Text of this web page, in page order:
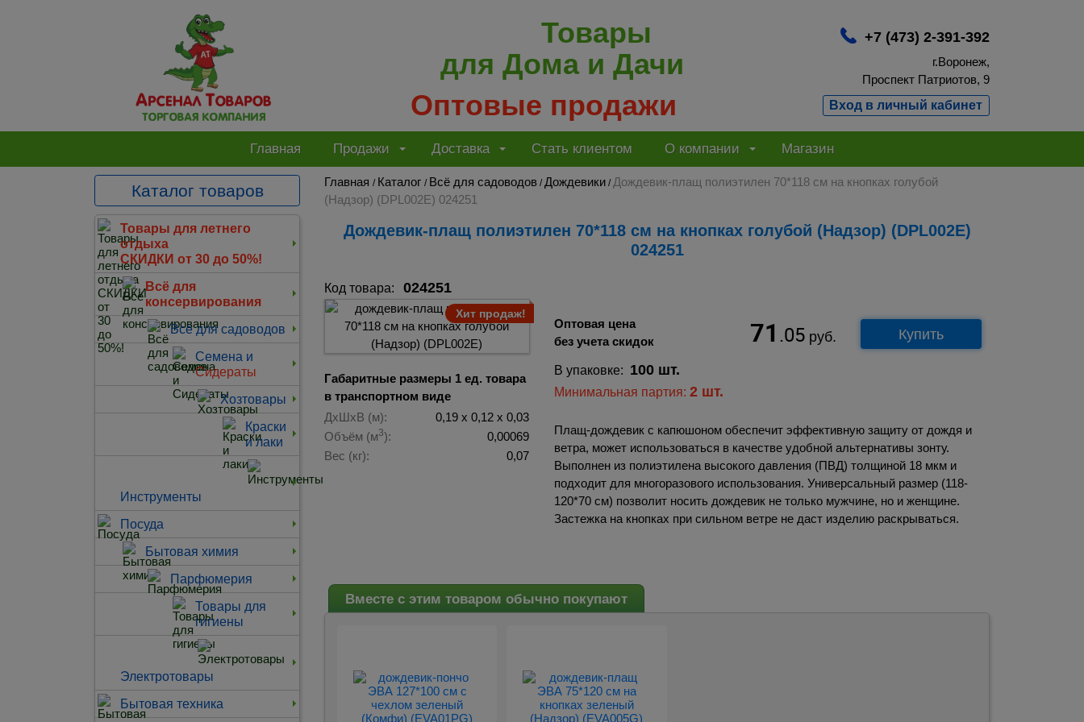
Товары
для Дома и Дачи
Оптовые продажи
+7 (473) 2-391-392
г.Воронеж,
Проспект Патриотов, 9
Вход в личный кабинет
Главная Продажи Доставка Стать клиентом О компании Магазин
Каталог товаров
Товары для летнего
отдыха
СКИДКИ от 30 до 50%!
Всё для
консервирования
Всё для садоводов
Семена и
Сидераты
Хозтовары
Краски
и лаки
Инструменты
Посуда
Бытовая химия
Парфюмерия
Товары для
гигиены
Электротовары
Бытовая техника
Главная / Каталог / Всё для садоводов / Дождевики / Дождевик-плащ полиэтилен 70*118 см на кнопках голубой
(Надзор) (DPL002E) 024251
Дождевик-плащ полиэтилен 70*118 см на кнопках голубой (Надзор) (DPL002E)
024251
Код товара: 024251
Хит продаж!
Габаритные размеры 1 ед. товара
в транспортном виде
ДхШхВ (м):
0,19 х 0,12 х 0,03
Объём (м3):
0,00069
Вес (кг):
0,07
Оптовая цена
без учета скидок
71 .05руб. Купить
В упаковке: 100 шт.
Минимальная партия: 2 шт.
Плащ-дождевик с капюшоном обеспечит эффективную защиту от дождя и
ветра, может использоваться в качестве удобной альтернативы зонту.
Выполнен из полиэтилена высокого давления (ПВД) толщиной 18 мкм и
подходит для многоразового использования. Универсальный размер (118-
120*70 см) позволит носить дождевик не только мужчине, но и женщине.
Застежка на кнопках при сильном ветре не даст изделию раскрываться.
Вместе с этим товаром обычно покупают